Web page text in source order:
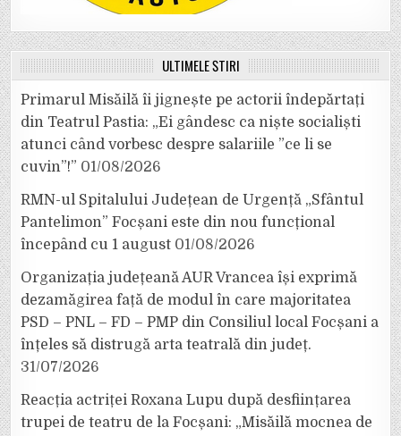
ULTIMELE ȘTIRI
Primarul Misăilă îi jignește pe actorii îndepărtați
din Teatrul Pastia: „Ei gândesc ca niște socialiști
atunci când vorbesc despre salariile ”ce li se
cuvin”!” 01/08/2026
RMN-ul Spitalului Județean de Urgență „Sfântul
Pantelimon” Focșani este din nou funcțional
începând cu 1 august 01/08/2026
Organizația județeană AUR Vrancea își exprimă
dezamăgirea față de modul în care majoritatea
PSD – PNL – FD – PMP din Consiliul local Focșani a
înțeles să distrugă arta teatrală din județ.
31/07/2026
Reacția actriței Roxana Lupu după desființarea
trupei de teatru de la Focșani: „Misăilă mocnea de